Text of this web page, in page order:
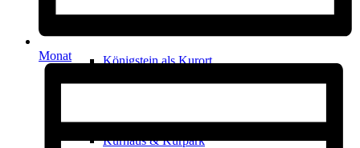
Königstein als Kurort
Kurhaus & Kurpark
Monat